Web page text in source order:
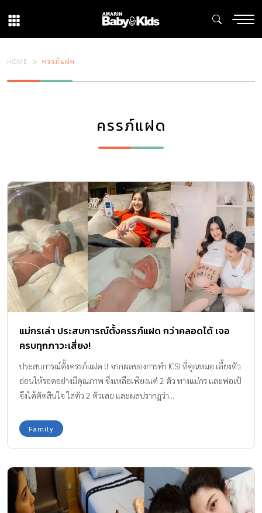
HOME ครรภ์แฝด
ครรภ์แฝด
แม่กรเล่า ประสบการณ์ตั้งครรภ์แฝด กว่าคลอดได้ เจอ
ครบทุกภาวะเสี่ยง!
ประสบการณ์ตั้งครรภ์แฝด !! จากผลของการทำ ICSI ที่คุณหมอ เลี้ยงตัว
อ่อนให้รอดอย่างมีคุณภาพ ซึ่งเหลือเพียงแค่ 2 ตัว ทางแม่กร และพ่อเป้
จึงได้ตัดสินใจ ใส่ตัว 2 ตัวเลย และผลปรากฎว่า...
Family